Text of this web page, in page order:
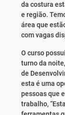
da costura
e região.
área que
com vagas
O curso
turno da
de
esta é uma
pessoas que
trabalho,